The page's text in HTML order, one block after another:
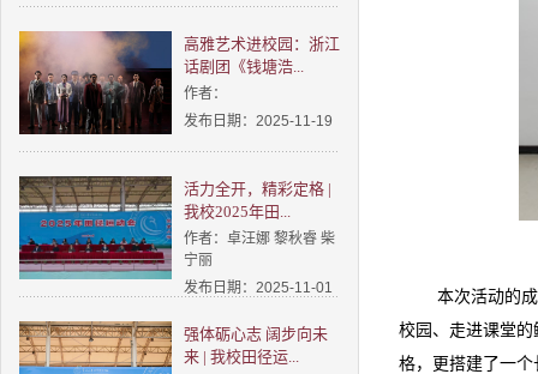
高雅艺术进校园：浙江
话剧团《钱塘浩...
作者：
发布日期：2025-11-19
活力全开，精彩定格 |
我校2025年田...
作者：卓汪娜 黎秋睿 柴
宁丽
发布日期：2025-11-01
强体砺心志 阔步向未
来 | 我校田径运...
本次活动的
校园、走进课堂
格，更搭建了一